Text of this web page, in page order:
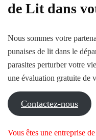
de Lit dans
Nous sommes votre
punaises de lit dans le
parasites perturber votre
une évaluation gratuite de
Contactez-nous
Vous êtes une entreprise